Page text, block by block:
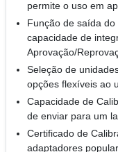
permite o uso em
Função de saída
capacidade de
Aprovação/
Seleção de
opções flexíveis ao
Capacidade de
de enviar para um
Certificado de
adaptadores